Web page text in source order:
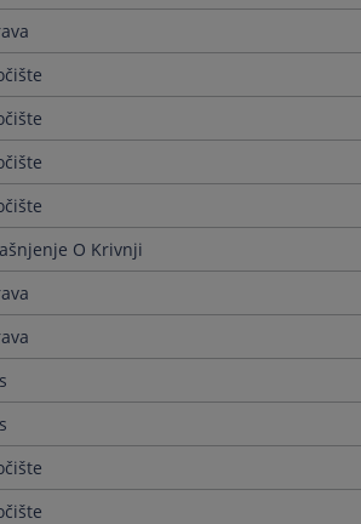
O Krivnji